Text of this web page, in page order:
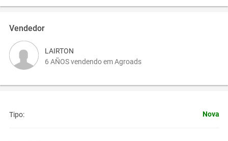
Vendedor
LAIRTON
6 AÑOS vendendo em Agroads
Tipo: Nova